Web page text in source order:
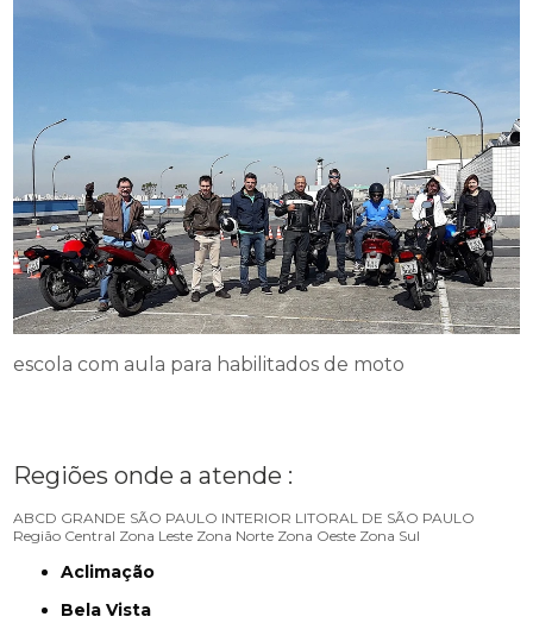
escola com aula para habilitados de moto
Regiões onde a atende :
ABCD GRANDE SÃO PAULO INTERIOR LITORAL DE SÃO PAULO
Região Central Zona Leste Zona Norte Zona Oeste Zona Sul
Aclimação
Bela Vista